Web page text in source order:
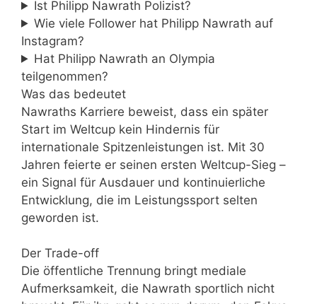
Ist Philipp Nawrath Polizist?
Wie viele Follower hat Philipp Nawrath auf
Instagram?
Hat Philipp Nawrath an Olympia
teilgenommen?
Was das bedeutet
Nawraths Karriere beweist, dass ein später
Start im Weltcup kein Hindernis für
internationale Spitzenleistungen ist. Mit 30
Jahren feierte er seinen ersten Weltcup-Sieg –
ein Signal für Ausdauer und kontinuierliche
Entwicklung, die im Leistungssport selten
geworden ist.
Der Trade-off
Die öffentliche Trennung bringt mediale
Aufmerksamkeit, die Nawrath sportlich nicht